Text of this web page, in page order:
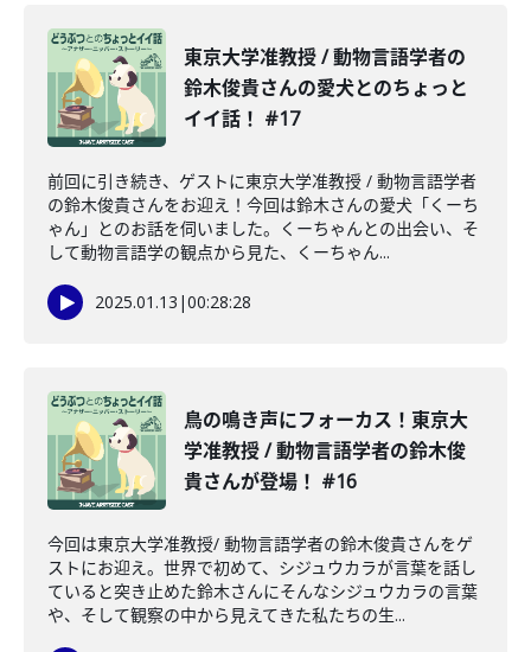
東京大学准教授 / 動物言語学者の
鈴木俊貴さんの愛犬とのちょっと
イイ話！ #17
前回に引き続き、ゲストに東京大学准教授 / 動物言語学者
の鈴木俊貴さんをお迎え！今回は鈴木さんの愛犬「くーち
ゃん」とのお話を伺いました。くーちゃんとの出会い、そ
して動物言語学の観点から見た、くーちゃん...
2025.01.13 |00:28:28
鳥の鳴き声にフォーカス！東京大
学准教授 / 動物言語学者の鈴木俊
貴さんが登場！ #16
今回は東京大学准教授/ 動物言語学者の鈴木俊貴さんをゲ
ストにお迎え。世界で初めて、シジュウカラが言葉を話し
ていると突き止めた鈴木さんにそんなシジュウカラの言葉
や、そして観察の中から見えてきた私たちの生...